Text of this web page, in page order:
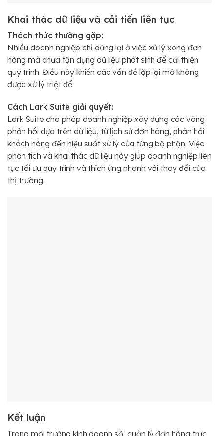
Khai thác dữ liệu và cải tiến liên tục
Thách thức thường gặp:
Nhiều doanh nghiệp chỉ dừng lại ở việc xử lý xong đơn
hàng mà chưa tận dụng dữ liệu phát sinh để cải thiện
quy trình. Điều này khiến các vấn đề lặp lại mà không
được xử lý triệt để.
Cách Lark Suite giải quyết:
Lark Suite cho phép doanh nghiệp xây dựng các vòng
phản hồi dựa trên dữ liệu, từ lịch sử đơn hàng, phản hồi
khách hàng đến hiệu suất xử lý của từng bộ phận. Việc
phân tích và khai thác dữ liệu này giúp doanh nghiệp liên
tục tối ưu quy trình và thích ứng nhanh với thay đổi của
thị trường.
Kết luận
Trong môi trường kinh doanh số, quản lý đơn hàng trực